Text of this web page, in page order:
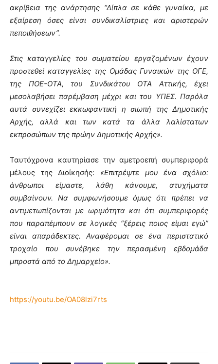
ακρίβεια της ανάρτησης “Δίπλα σε κάθε γυναίκα, με
εξαίρεση όσες είναι συνδικαλίστριες και αριστερών
πεποιθήσεων”.
Στις καταγγελίες του σωματείου εργαζομένων έχουν
προστεθεί καταγγελίες της Ομάδας Γυναικών της ΟΓΕ,
της ΠΟΕ-ΟΤΑ, του Συνδικάτου ΟΤΑ Αττικής, έχει
μεσολαβήσει παρέμβαση μέχρι και του ΥΠΕΣ. Παρόλα
αυτά συνεχίζει εκκωφαντική η σιωπή της Δημοτικής
Αρχής, αλλά και των κατά τα άλλα λαλίστατων
εκπροσώπων της πρώην Δημοτικής Αρχής».
Ταυτόχρονα καυτηρίασε την αμετροεπή συμπεριφορά
μέλους της Διοίκησής: «Επιτρέψτε μου ένα σχόλιο:
άνθρωποι είμαστε, λάθη κάνουμε, ατυχήματα
συμβαίνουν. Να συμφωνήσουμε όμως ότι πρέπει να
αντιμετωπίζονται με ωριμότητα και ότι συμπεριφορές
που παραπέμπουν σε λογικές “ξέρεις ποιος είμαι εγώ”
είναι απαράδεκτες. Αναφέρομαι σε ένα περιστατικό
τροχαίο που συνέβηκε την περασμένη εβδομάδα
μπροστά από το Δημαρχείο».
https://youtu.be/OA08lzi7rts